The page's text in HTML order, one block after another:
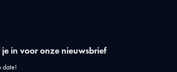
je in voor onze nieuwsbrief
date!